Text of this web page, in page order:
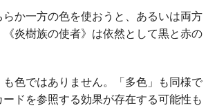
か一方の色を使おうと、あるいは両方
炎樹族の使者》は依然として黒と赤の
も色ではありません。「多色」も同様で
ドを参照する効果が存在する可能性も